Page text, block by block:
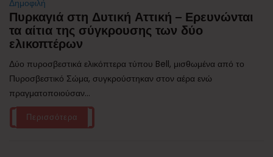
Δημοφιλή
Πυρκαγιά στη Δυτική Αττική – Ερευνώνται
τα αίτια της σύγκρουσης των δύο
ελικοπτέρων
Δύο πυροσβεστικά ελικόπτερα τύπου Bell, μισθωμένα από το
Πυροσβεστικό Σώμα, συγκρούστηκαν στον αέρα ενώ
πραγματοποιούσαν...
Περισσότερα